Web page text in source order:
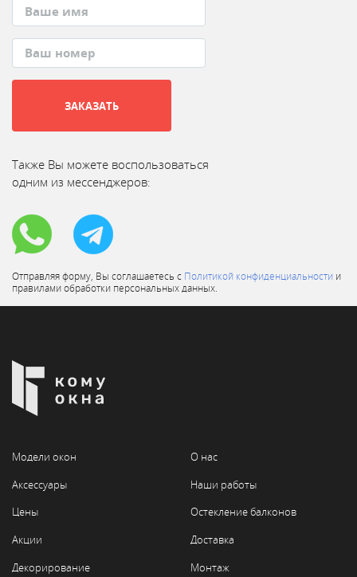
ЗАКАЗАТЬ
Также Вы можете воспользоваться
одним из мессенджеров:
Отправляя форму, Вы соглашаетесь с Политикой конфиденциальности и
правилами обработки персональных данных.
Модели окон
Аксессуары
Цены
Акции
Декорирование
О нас
Наши работы
Остекление балконов
Доставка
Монтаж